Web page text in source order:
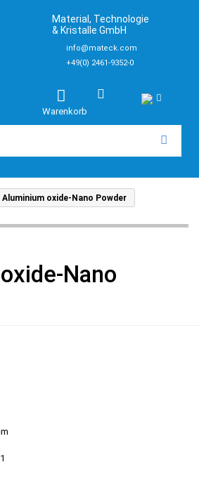
Material, Technologie
& Kristalle GmbH
info@mateck.com
+49(0) 2461-9352-0
Warenkorb
Aluminium oxide-Nano Powder
Nano